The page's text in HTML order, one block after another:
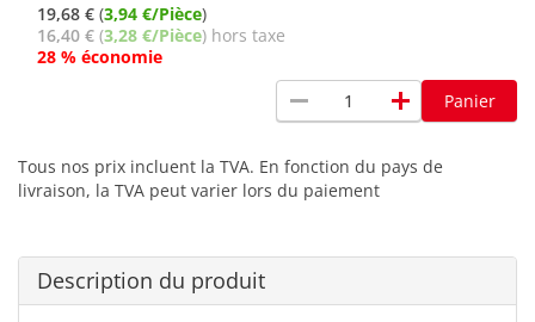
19,68 € (3,94 €/Pièce)
16,40 € (3,28 €/Pièce) hors taxe
28 % économie
remove add Panier
Tous nos prix incluent la TVA. En fonction du pays de
livraison, la TVA peut varier lors du paiement
Description du produit